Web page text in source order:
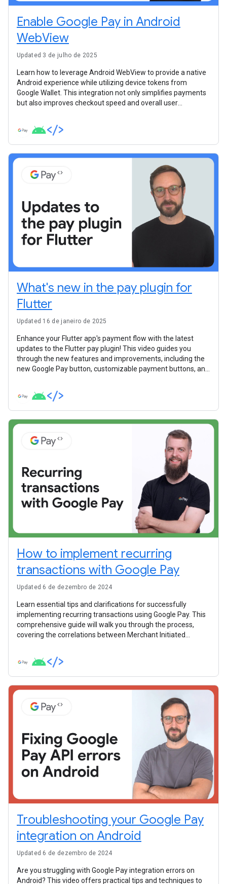
Enable Google Pay in Android
WebView
Updated 3 de julho de 2025
Learn how to leverage Android WebView to provide a native
Android experience while utilizing device tokens from
Google Wallet. This integration not only simplifies payments
but also improves checkout speed and overall user
What's new in the pay plugin for
Flutter
Updated 16 de janeiro de 2025
Enhance your Flutter app's payment flow with the latest
updates to the Flutter pay plugin! This video guides you
through the new features and improvements, including the
new Google Pay button, customizable payment buttons, and
How to implement recurring
transactions with Google Pay
Updated 6 de dezembro de 2024
Learn essential tips and clarifications for successfully
implementing recurring transactions using Google Pay. This
comprehensive guide will walk you through the process,
covering the correlations between Merchant Initiated
(CITs), to ensure smooth and efficient integrations for your
payment system.
Troubleshooting your Google Pay
integration on Android
Updated 6 de dezembro de 2024
Are you struggling with Google Pay integration errors on
Android? This video offers practical tips and techniques to